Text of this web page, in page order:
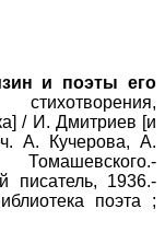
и поэты его
/ И. Дмитриев [и
А. Кучерова, А.
писатель, 1936.-
поэта ;